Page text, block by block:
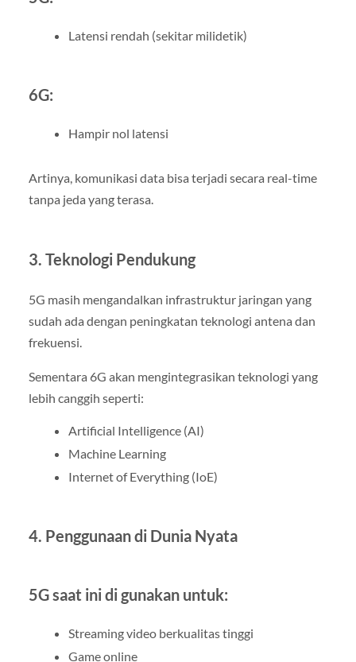
Latensi rendah (sekitar milidetik)
6G:
Hampir nol latensi
Artinya, komunikasi data bisa terjadi secara real-time
tanpa jeda yang terasa.
3. Teknologi Pendukung
5G masih mengandalkan infrastruktur jaringan yang
sudah ada dengan peningkatan teknologi antena dan
frekuensi.
Sementara 6G akan mengintegrasikan teknologi yang
lebih canggih seperti:
Artificial Intelligence (AI)
Machine Learning
Internet of Everything (IoE)
4. Penggunaan di Dunia Nyata
5G saat ini di gunakan untuk:
Streaming video berkualitas tinggi
Game online